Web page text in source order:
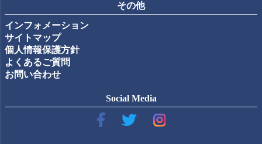
その他
インフォメーション
サイトマップ
個人情報保護方針
よくあるご質問
お問い合わせ
Social Media